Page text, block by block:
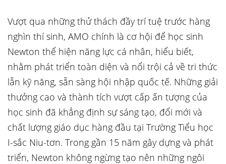
Vượt qua những thử thách đầy trí tuệ trước hàng
nghìn thí sinh, AMO chính là cơ hội để học sinh
Newton thể hiện năng lực cá nhân, hiểu biết,
nhằm phát triển toàn diện và nổi trội cả về tri thức
lẫn kỹ năng, sẵn sàng hội nhập quốc tế. Những giải
thưởng cao và thành tích vượt cấp ấn tượng của
học sinh đã khẳng định sự sáng tạo, đổi mới và
chất lượng giáo dục hàng đầu tại Trường Tiểu học
I-sắc Niu-tơn. Trong gần 15 năm gây dựng và phát
triển, Newton không ngừng tạo nên những ngôi